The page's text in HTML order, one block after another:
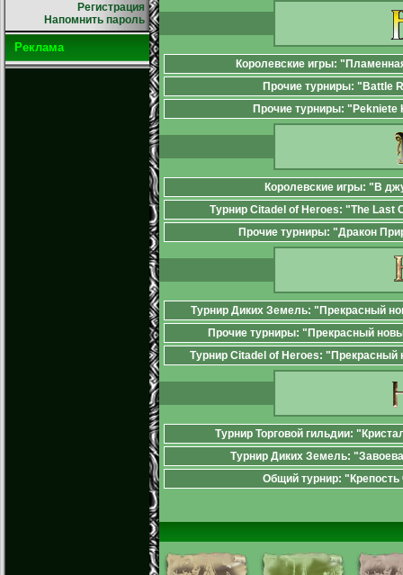
Регистрация
Напомнить пароль
Реклама
Королевские игры:
Прочие турниры: "Battle
Прочие турниры: "Pekniete
Королевские игры: "В
Турнир Citadel of Heroes: "The Last
Прочие турниры: "Дракон
Турнир Диких Земель: "Прекрасный
Прочие турниры: "Прекрасный
Турнир Citadel of Heroes:
Турнир Торговой гильдии:
Турнир Диких Земель:
Общий турнир: "Крепость